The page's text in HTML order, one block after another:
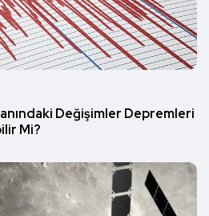
Değişimler Depremleri
Mi?